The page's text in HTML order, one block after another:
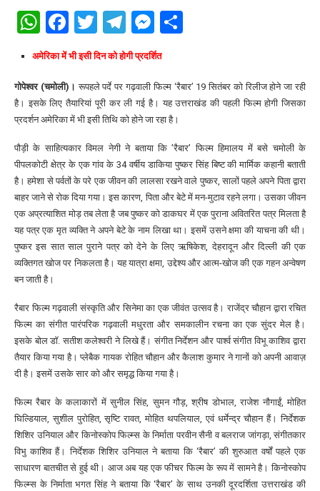
WhatsApp
Facebook
Twitter
Telegram
Messenger
अमेरिका में भी इसी दिन को होगी प्रदर्शित
गोपेश्वर (चमोली)। रूपहले पर्दे पर गढ़वाली फिल्म ‘रैबार’ 19 सितंबर को रिलीज होने जा रही
है। इसके लिए तैयारियां पूरी कर ली गई है। यह उत्तराखंड की पहली फिल्म होगी जिसका
प्रदर्शन अमेरिका में भी इसी तिथि को होने जा रहा है।
पौड़ी के साहित्यकार विमल नेगी ने बताया कि ’रैबार’ फिल्म हिमालय में बसे चमोली के
पीपलकोटी क्षेत्र के एक गांव के 34 वर्षीय डाकिया पुष्कर सिंह बिष्ट की मार्मिक कहानी बताती
है। हमेशा से पर्वतों के परे एक जीवन की लालसा रखने वाले पुष्कर, सालों पहले अपने पिता द्वारा
बाहर जाने से रोक दिया गया। इस कारण, पिता और बेटे में मन-मुटाव रहने लगा। उसका जीवन
एक अप्रत्याशित मोड़ तब लेता है जब पुष्कर को डाकघर में एक पुराना अवितरित पत्र मिलता है
यह पत्र एक मृत व्यक्ति ने अपने बेटे के नाम लिखा था। इसमें उसने क्षमा की याचना की थी।
पुष्कर इस सात साल पुराने पत्र को देने के लिए ऋषिकेश, देहरादून और दिल्ली की एक
व्यक्तिगत खोज पर निकलता है। यह यात्रा क्षमा, उद्देश्य और आत्म-खोज की एक गहन अन्वेषण
बन जाती है।
रैबार फिल्म गढ़वाली संस्कृति और सिनेमा का एक जीवंत उत्सव है। राजेंद्र चौहान द्वारा रचित
फिल्म का संगीत पारंपरिक गढ़वाली मधुरता और समकालीन रचना का एक सुंदर मेल है।
इसके बोल डॉ. सतीश कलेश्वरी ने लिखे हैं। संगीत निर्देशन और पार्श्व संगीत विभू काशिव द्वारा
तैयार किया गया है। प्लेबैक गायक रोहित चौहान और कैलाश कुमार ने गानों को अपनी आवाज़
दी है। इसमें उसके सार को और समृद्ध किया गया है।
फिल्म रैबार के कलाकारों में सुनील सिंह, सुमन गौड़, श्रीष डोभाल, राजेश नौगाईं, मोहित
घिल्डियाल, सुशील पुरोहित, सृष्टि रावत, मोहित थपलियाल, एवं धर्मेन्द्र चौहान हैं। निर्देशक
शिशिर उनियाल और किनोस्कोप फिल्म्स के निर्माता परवीन सैनी व बलराज जांगड़ा, संगीतकार
विभु काशिव हैं। निर्देशक शिशिर उनियाल ने बताया कि ‘रैबार’ की शुरुआत वर्षों पहले एक
साधारण बातचीत से हुई थी। आज अब यह एक फीचर फिल्म के रूप में सामने है। किनोस्कोप
फिल्म्स के निर्माता भगत सिंह ने बताया कि ‘रैबार’ के साथ उनकी दूरदर्शिता उत्तराखंड की